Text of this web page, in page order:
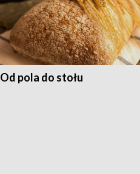
Od pola do stołu